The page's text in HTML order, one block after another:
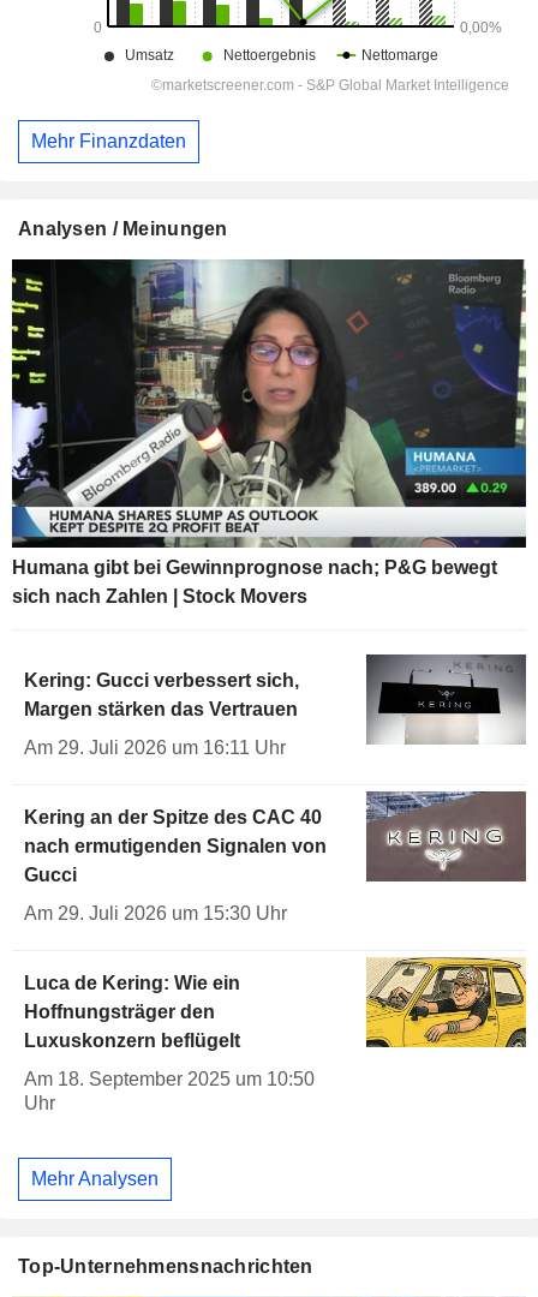
Mehr Finanzdaten
Analysen / Meinungen
Humana gibt bei Gewinnprognose nach; P&G bewegt
sich nach Zahlen | Stock Movers
Kering: Gucci verbessert sich,
Margen stärken das Vertrauen
Am 29. Juli 2026 um 16:11 Uhr
Kering an der Spitze des CAC 40
nach ermutigenden Signalen von
Gucci
Am 29. Juli 2026 um 15:30 Uhr
Luca de Kering: Wie ein
Hoffnungsträger den
Luxuskonzern beflügelt
Am 18. September 2025 um 10:50
Uhr
Mehr Analysen
Top-Unternehmensnachrichten